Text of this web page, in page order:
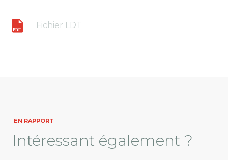
Fichier LDT
EN RAPPORT
Intéressant également ?